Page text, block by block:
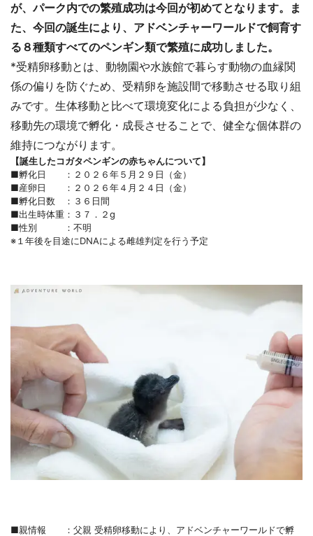
が、パーク内での繁殖成功は今回が初めてとなります。ま
た、今回の誕生により、アドベンチャーワールドで飼育す
る８種類すべてのペンギン類で繁殖に成功しました。
*受精卵移動とは、動物園や水族館で暮らす動物の血縁関
係の偏りを防ぐため、受精卵を施設間で移動させる取り組
みです。生体移動と比べて環境変化による負担が少なく、
移動先の環境で孵化・成長させることで、健全な個体群の
維持につながります。
【誕生したコガタペンギンの赤ちゃんについて】
■孵化日 ：２０２６年５月２９日（金）
■産卵日 ：２０２６年４月２４日（金）
■孵化日数 ：３６日間
■出生時体重：３７．２g
■性別 ：不明
※１年後を目途にDNAによる雌雄判定を行う予定
■親情報 ：父親 受精卵移動により、アドベンチャーワールドで孵